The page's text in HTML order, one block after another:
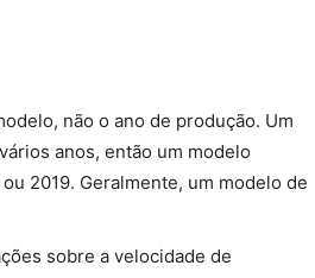
não o ano de produção. Um
anos, então um modelo
2019. Geralmente, um modelo de
sobre a velocidade de